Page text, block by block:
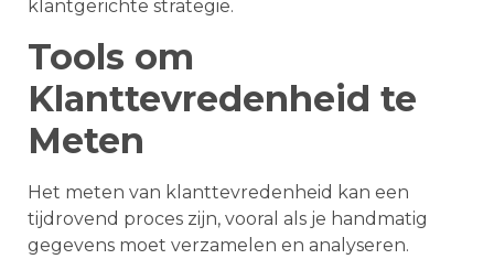
klantgerichte strategie.
Tools om
Klanttevredenheid te
Meten
Het meten van klanttevredenheid kan een
tijdrovend proces zijn, vooral als je handmatig
gegevens moet verzamelen en analyseren.